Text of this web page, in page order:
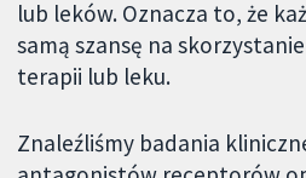
lub leków. Oznacza to, że
samą szansę na
terapii lub leku.
Znaleźliśmy badania